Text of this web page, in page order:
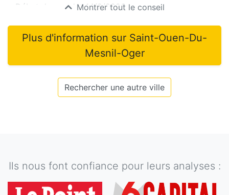
Début du mandat14/2/2026
Montrer tout le conseil
Plus d'information sur Saint-Ouen-Du-
Mesnil-Oger
Rechercher une autre ville
Ils nous font confiance pour leurs analyses :